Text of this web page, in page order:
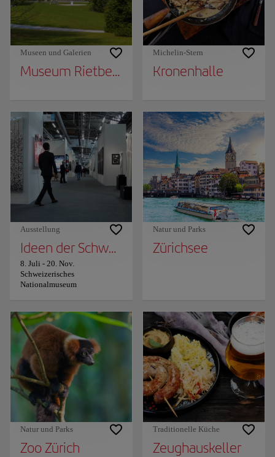
Museen und Galerien
Museum Rietberg
Michelin-Stern
Kronenhalle
Ausstellung
Ideen der Schweiz
8. Juli - 20. Nov.
Schweizerisches
Nationalmuseum
Natur und Parks
Zürichsee
Natur und Parks
Zoo Zürich
Traditionelle Küche
Zeughauskeller